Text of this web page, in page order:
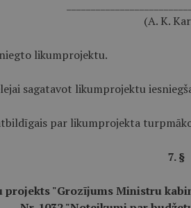
(A. K.
likumprojektu.
sagatavot likumprojektu
par likumprojekta
7. §
"Grozījums Ministru